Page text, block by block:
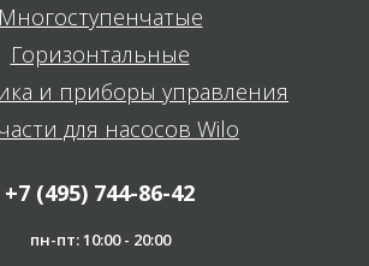
Многоступенчатые
Горизонтальные
и приборы управления
для насосов Wilo
+7 (495) 744-86-42
пн-пт: 10:00 - 20:00